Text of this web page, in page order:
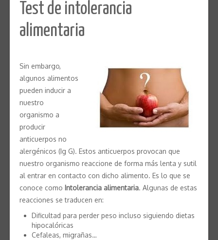
Test de intolerancia
alimentaria
Sin embargo,
algunos alimentos
pueden inducir a
nuestro
organismo a
producir
anticuerpos no
alergénicos (Ig G). Estos anticuerpos provocan que
nuestro organismo reaccione de forma más lenta y sutil
al entrar en contacto con dicho alimento. Es lo que se
conoce como Intolerancia alimentaria. Algunas de estas
reacciones se traducen en:
Dificultad para perder peso incluso siguiendo dietas
hipocalóricas
Cefaleas, migrañas…